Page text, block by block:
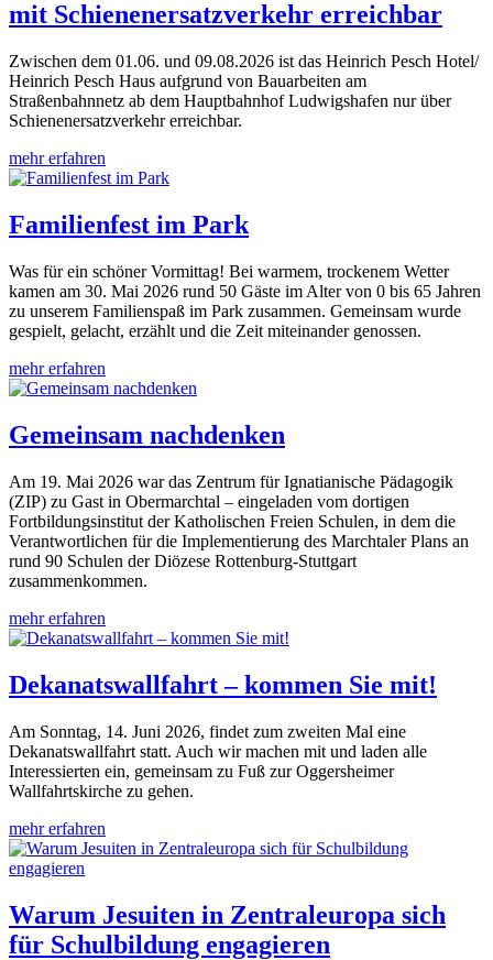
mit Schienenersatzverkehr erreichbar
Zwischen dem 01.06. und 09.08.2026 ist das Heinrich Pesch Hotel/
Heinrich Pesch Haus aufgrund von Bauarbeiten am
Straßenbahnnetz ab dem Hauptbahnhof Ludwigshafen nur über
Schienenersatzverkehr erreichbar.
mehr erfahren
Familienfest im Park
Was für ein schöner Vormittag! Bei warmem, trockenem Wetter
kamen am 30. Mai 2026 rund 50 Gäste im Alter von 0 bis 65 Jahren
zu unserem Familienspaß im Park zusammen. Gemeinsam wurde
gespielt, gelacht, erzählt und die Zeit miteinander genossen.
mehr erfahren
Gemeinsam nachdenken
Am 19. Mai 2026 war das Zentrum für Ignatianische Pädagogik
(ZIP) zu Gast in Obermarchtal – eingeladen vom dortigen
Fortbildungsinstitut der Katholischen Freien Schulen, in dem die
Verantwortlichen für die Implementierung des Marchtaler Plans an
rund 90 Schulen der Diözese Rottenburg-Stuttgart
zusammenkommen.
mehr erfahren
Dekanatswallfahrt – kommen Sie mit!
Am Sonntag, 14. Juni 2026, findet zum zweiten Mal eine
Dekanatswallfahrt statt. Auch wir machen mit und laden alle
Interessierten ein, gemeinsam zu Fuß zur Oggersheimer
Wallfahrtskirche zu gehen.
mehr erfahren
Warum Jesuiten in Zentraleuropa sich
für Schulbildung engagieren